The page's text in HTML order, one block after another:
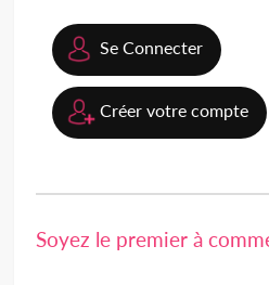
Se Connecter
Créer votre compte
Soyez le premier à